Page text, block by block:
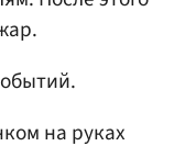
на руках